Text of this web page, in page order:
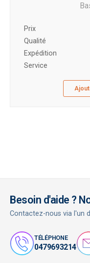
Prix ​​
Qualité
Expédition
Service
Besoin d'aide ?
Contactez-nous via l'un
TÉLÉPHONE
0479693214